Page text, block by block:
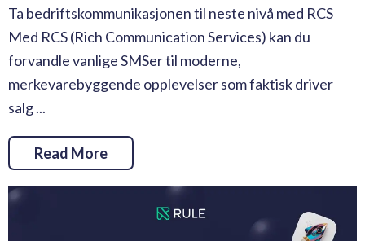
Ta bedriftskommunikasjonen til neste nivå med RCS
Med RCS (Rich Communication Services) kan du
forvandle vanlige SMSer til moderne,
merkevarebyggende opplevelser som faktisk driver
salg ...
Read More